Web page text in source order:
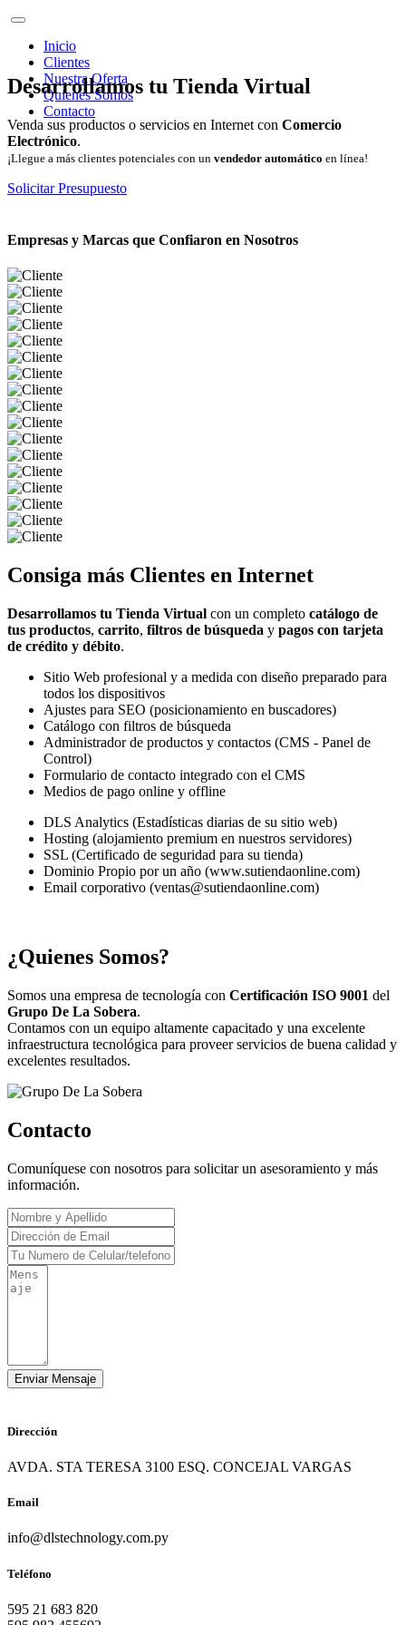
Inicio
Clientes
Nuestra Oferta
Quienes Somos
Contacto
Desarrollamos tu Tienda Virtual
Venda sus productos o servicios en Internet con Comercio
Electrónico.
¡Llegue a más clientes potenciales con un vendedor automático en línea!
Solicitar Presupuesto
Empresas y Marcas que Confiaron en Nosotros
Consiga más Clientes en Internet
Desarrollamos tu Tienda Virtual con un completo catálogo de
tus productos, carrito, filtros de búsqueda y pagos con tarjeta
de crédito y débito.
Sitio Web profesional y a medida con diseño preparado para
todos los dispositivos
Ajustes para SEO (posicionamiento en buscadores)
Catálogo con filtros de búsqueda
Administrador de productos y contactos (CMS - Panel de
Control)
Formulario de contacto integrado con el CMS
Medios de pago online y offline
DLS Analytics (Estadísticas diarias de su sitio web)
Hosting (alojamiento premium en nuestros servidores)
SSL (Certificado de seguridad para su tienda)
Dominio Propio por un año (www.sutiendaonline.com)
Email corporativo (ventas@sutiendaonline.com)
¿Quienes Somos?
Somos una empresa de tecnología con Certificación ISO 9001 del
Grupo De La Sobera.
Contamos con un equipo altamente capacitado y una excelente
infraestructura tecnológica para proveer servicios de buena calidad y
excelentes resultados.
Contacto
Comuníquese con nosotros para solicitar un asesoramiento y más
información.
Dirección
AVDA. STA TERESA 3100 ESQ. CONCEJAL VARGAS
Email
info@dlstechnology.com.py
Teléfono
595 21 683 820